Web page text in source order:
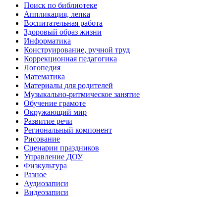
Поиск по библиотеке
Аппликация, лепка
Воспитательная работа
Здоровый образ жизни
Информатика
Конструирование, ручной труд
Коррекционная педагогика
Логопедия
Математика
Материалы для родителей
Музыкально-ритмическое занятие
Обучение грамоте
Окружающий мир
Развитие речи
Региональный компонент
Рисование
Сценарии праздников
Управление ДОУ
Физкультура
Разное
Аудиозаписи
Видеозаписи